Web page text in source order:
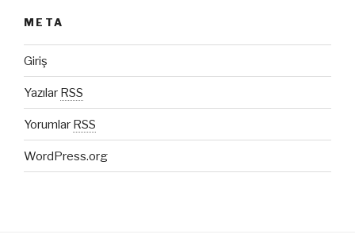
META
Giriş
Yazılar RSS
Yorumlar RSS
WordPress.org